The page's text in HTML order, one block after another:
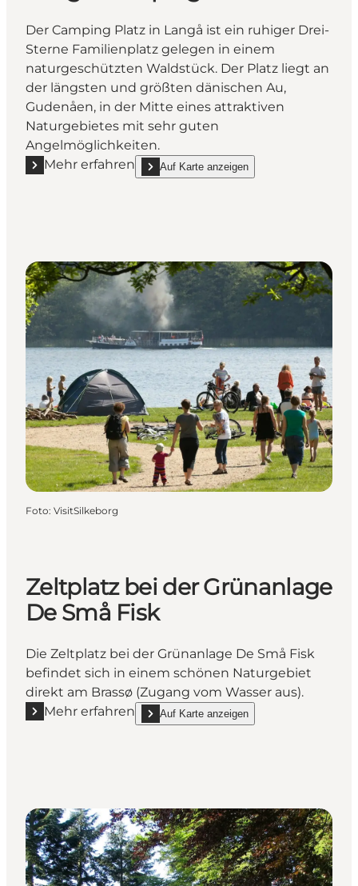
Der Camping Platz in Langå ist ein ruhiger Drei-
Sterne Familienplatz gelegen in einem
naturgeschützten Waldstück. Der Platz liegt an
der längsten und größten dänischen Au,
Gudenåen, in der Mitte eines attraktiven
Naturgebietes mit sehr guten
Angelmöglichkeiten.
Mehr erfahren
Mehr erfahren "Langå Camping"
Auf Karte anzeigen
show Langå Camping on_map
Foto: VisitSilkeborg
Zeltplatz bei der Grünanlage
De Små Fisk
Die Zeltplatz bei der Grünanlage De Små Fisk
befindet sich in einem schönen Naturgebiet
direkt am Brassø (Zugang vom Wasser aus).
Mehr erfahren
Mehr erfahren "Zeltplatz bei der Grünanlage De
Auf Karte anzeigen
show Zeltplatz bei der Grünanlage De Små